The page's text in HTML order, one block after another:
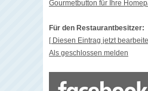
Gourmetbutton für Ihre
Für den Restaurantbesitzer:
[ Diesen Eintrag jetzt
Als geschlossen melden